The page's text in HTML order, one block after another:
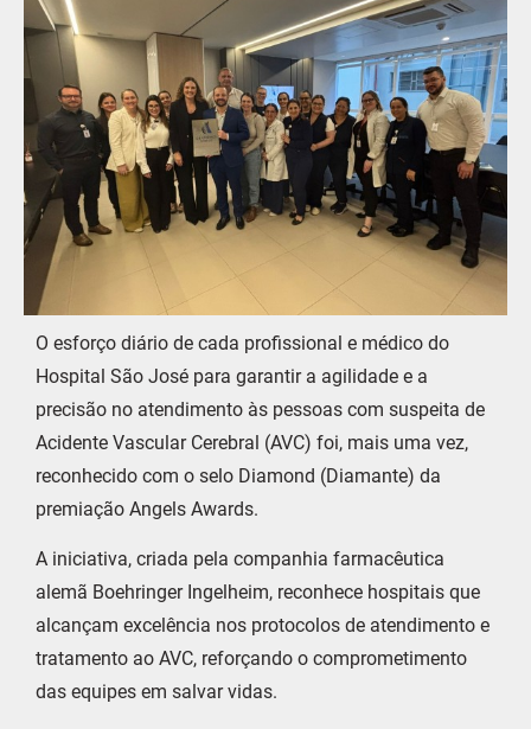
O esforço diário de cada profissional e médico do
Hospital São José para garantir a agilidade e a
precisão no atendimento às pessoas com suspeita de
Acidente Vascular Cerebral (AVC) foi, mais uma vez,
reconhecido com o selo Diamond (Diamante) da
premiação Angels Awards.
A iniciativa, criada pela companhia farmacêutica
alemã Boehringer Ingelheim, reconhece hospitais que
alcançam excelência nos protocolos de atendimento e
tratamento ao AVC, reforçando o comprometimento
das equipes em salvar vidas.